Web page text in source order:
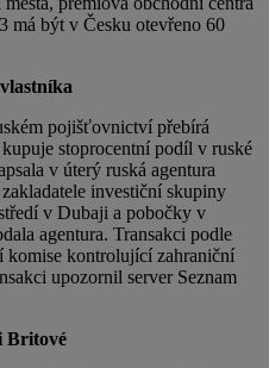
má být v Česku otevřeno 60
pojišťovnictví přebírá
stoprocentní podíl v ruské
v úterý ruská agentura
investiční skupiny
v Dubaji a pobočky v
agentura. Transakci podle
kontrolující zahraniční
upozornil server Seznam
Britové